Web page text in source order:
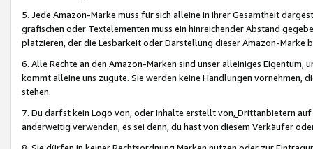
5. Jede Amazon-Marke muss für sich alleine in ihrer Gesamtheit
grafischen oder Textelementen muss ein hinreichender Abstand
platzieren, der die Lesbarkeit oder Darstellung dieser Amazon-Marke
6. Alle Rechte an den Amazon-Marken sind unser alleiniges
kommt alleine uns zugute. Sie werden keine Handlungen vornehmen,
stehen.
7. Du darfst kein Logo von, oder Inhalte erstellt von,Drittanbietern auf
anderweitig verwenden, es sei denn, du hast von diesem Verkäufer